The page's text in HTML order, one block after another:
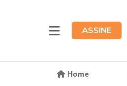
ASSINE
Home